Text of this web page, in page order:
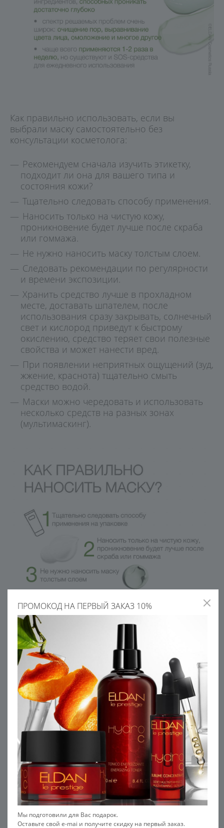
Как правильно использовать, если вы
выбрали маску самостоятельно без
консультации косметолога:
Рекомендуем сначала изучить этикетку,
подходит ли она для вашего типа и
состояния кожи?
Тщательно следовать способу применения.
Наносить только на чистую кожу,
проникновение будет лучше после скраба
или гоммажа.
Не нужно наносить маску толстым слоем.
Следовать рекомендации по регулярности
и времени экспозиции.
Хранить средство лучше в прохладном
месте, доставать шпателем, после
использования сразу закрывать, солнечный
свет и кислород приведут к быстрому
окислению, средство теряет свои полезные
свойства и может нанести вред.
При появлении неприятных ощущений (зуд,
жжение, краснота) тщательно смыть
средство водой.
Маски можно чередовать и использовать
несколько средств на разных зонах
(мультимаскинг).
По консистенции различаются:
Кремовые – самые распространенные,
просты в использовании, хорошо
впитываются и обеспечивают выраженный
эффект, возвращают ощущения комфорта.
Гелевые – легкая текстура, увлажняют,
подходят на теплое время года, обладают
охлаждающим эффектом, часто содержат
гиалуроновую кислоту и экстракты
водорослей.
Тканевые - экспресс- средство, не нужно
смывать.
ПРОМОКОД НА ПЕРВЫЙ ЗАКАЗ 10%
Мы подготовили для Вас подарок.
Оставьте свой e-mai и получите скидку на первый заказ.